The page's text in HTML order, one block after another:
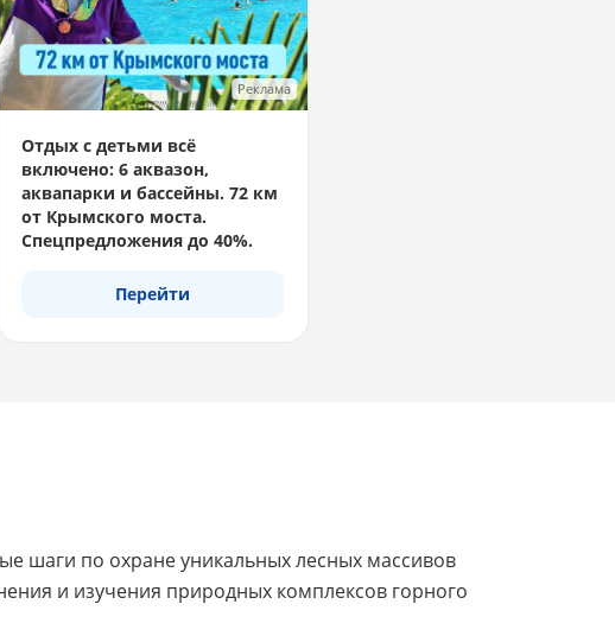
Реклама
Отдых с детьми всё
включено: 6 аквазон,
аквапарки и бассейны. 72 км
от Крымского моста.
Спецпредложения до 40%.
Перейти
шаги по охране уникальных лесных массивов
и изучения природных комплексов горного